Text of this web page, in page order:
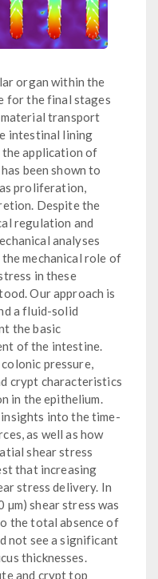
organ within the
for the final stages
transport
intestinal lining
the application of
been shown to
proliferation,
Despite the
regulation and
analyses
mechanical role of
in these
Our approach is
a fluid-solid
the basic
of the intestine.
pressure,
crypt characteristics
in the epithelium.
into the time-
as well as how
shear stress
that increasing
stress delivery. In
µm) shear stress was
the total absence of
not see a significant
thicknesses.
and crypt top